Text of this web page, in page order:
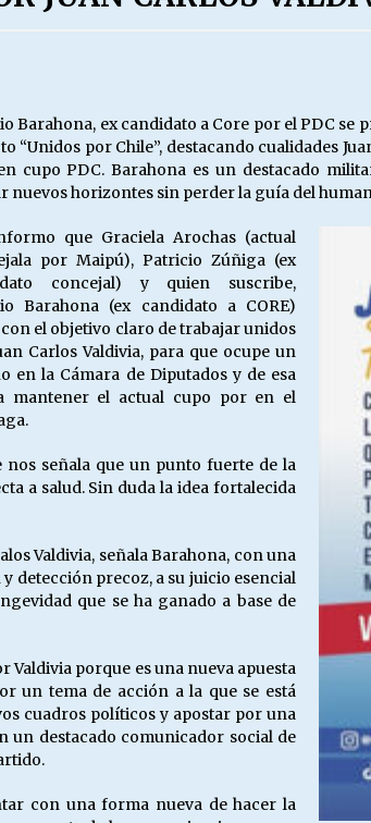
28/07/2026
MUNICIPALIDADES, HONORARIOS,
DESPIDOS
28/05/2026
¿Asesores con doble sueldo?
18/04/2026
Barahona, ex candidato a Core por el PDC
“Unidos por Chile”, destacando cualidades
cupo PDC. Barahona es un destacado
nuevos horizontes sin perder la guía del
que Graciela Arochas (actual
por Maipú), Patricio Zúñiga (ex
concejal) y quien suscribe,
Barahona (ex candidato a CORE)
con el objetivo claro de trabajar unidos
Carlos Valdivia, para que ocupe un
en la Cámara de Diputados y de esa
mantener el actual cupo por en el
señala que un punto fuerte de la
a salud. Sin duda la idea fortalecida
Valdivia, señala Barahona, con una
detección precoz, a su juicio esencial
que se ha ganado a base de
Valdivia porque es una nueva apuesta
un tema de acción a la que se está
cuadros políticos y apostar por una
destacado comunicador social de
con una forma nueva de hacer la